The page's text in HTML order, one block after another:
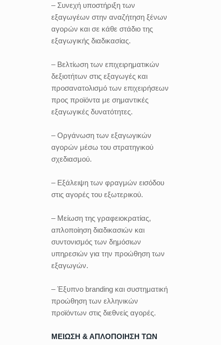
– Συνεχή υποστήριξη των
εξαγωγέων στην αναζήτηση ξένων
αγορών και σε κάθε στάδιο της
εξαγωγικής διαδικασίας.
– Βελτίωση των επιχειρηματικών
δεξιοτήτων στις εξαγωγές και
προσανατολισμό των επιχειρήσεων
προς προϊόντα με σημαντικές
εξαγωγικές δυνατότητες.
– Οργάνωση των εξαγωγικών
αγορών μέσω του στρατηγικού
σχεδιασμού.
– Εξάλειψη των φραγμών εισόδου
στις αγορές του εξωτερικού.
– Μείωση της γραφειοκρατίας,
απλοποίηση διαδικασιών και
συντονισμός των δημόσιων
υπηρεσιών για την προώθηση των
εξαγωγών.
– Έξυπνο branding και συστηματική
προώθηση των ελληνικών
προϊόντων στις διεθνείς αγορές.
ΜΕΙΩΣΗ & ΑΠΛΟΠΟΙΗΣΗ ΤΩΝ